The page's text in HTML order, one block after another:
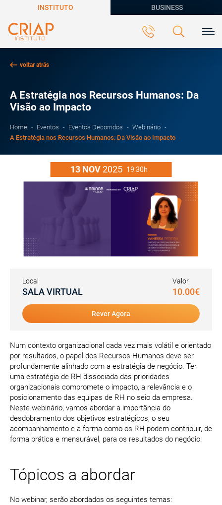
INSTITUTO BUSINESS
voltar atrás
A Estratégia nos Recursos Humanos: Da
Visão ao Impacto
Home Eventos Eventos Decorridos
Webinário
A Estratégia nos Recursos Humanos: Da Visão ao Impacto
13 NOV 2025 19:30h
Local
SALA VIRTUAL
Valor
10.00€
Rever Agora
Num contexto organizacional cada vez mais volátil e orientado
por resultados, o papel dos Recursos Humanos deve ser
profundamente alinhado com a estratégia de negócio. Ter
uma estratégia de RH dissociada das prioridades
organizacionais compromete o impacto, a relevância e o
posicionamento das equipas de RH no seio da empresa.
Neste webinário, vamos abordar a importância do
desdobramento dos objetivos estratégicos, o seu
acompanhamento e a forma como os RH podem contribuir, de
forma prática e mensurável, para os resultados do negócio.
Tópicos a abordar
No webinar, serão abordados os seguintes temas: